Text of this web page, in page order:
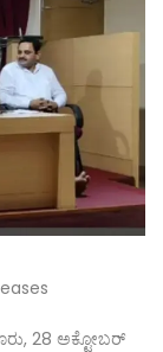
28 ಅಕ್ಟೋಬರ್